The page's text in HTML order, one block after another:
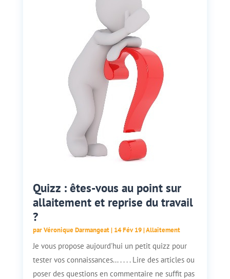
Quizz : êtes-vous au point sur
allaitement et reprise du travail
?
parVéronique Darmangeat| 14 Fév 19|Allaitement
Je vous propose aujourd'hui un petit quizz pour
tester vos connaissances... . . . . Lire des articles ou
poser des questions en commentaire ne suffit pas